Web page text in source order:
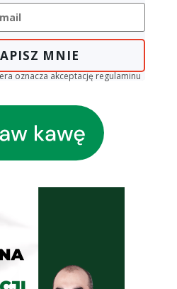
MNIE
oznacza akceptację regulaminu